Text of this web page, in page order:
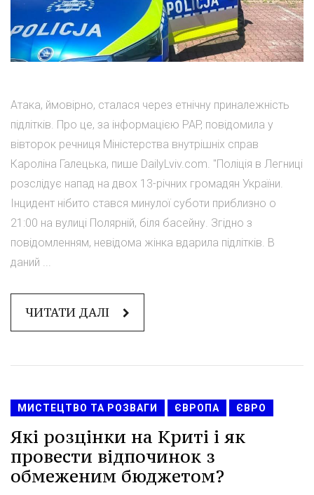
Атака, ймовірно, сталася через етнічну приналежність
підлітків. Про це, за інформацією PAP, повідомила у
вівторок речниця Міністерства внутрішніх справ
Кароліна Галецька, пише DailyLviv.com. "Поліція в Легниці
розслідує напад на двох 13-річних громадян України.
Інцидент нібито стався минулої суботи приблизно о
21:00 на вулиці Полярній, біля басейну. Згідно з
повідомленням, невідома жінка вдарила підлітків. В
даний ...
ЧИТАТИ ДАЛІ
МИСТЕЦТВО ТА РОЗВАГИ ЄВРОПА ЄВРО
Які розцінки на Криті і як
провести відпочинок з
обмеженим бюджетом?